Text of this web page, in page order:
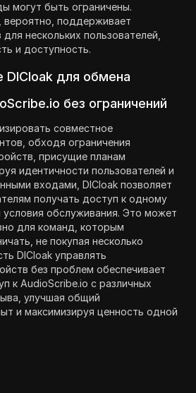
могут быть ограничены.
вероятно, поддерживает
нескольких пользователей,
и доступность.
DICloak для обмена
без ограничений
совместное
обходя ограничения
присущие планам
идентичности пользователей и
входами, DICloak позволяет
получать доступ к одному
условия обслуживания. Это может
для команд, которым
не покупая несколько
DICloak управлять
без проблем обеспечивает
к AudioScribe.io с различных
улучшая общий
и максимизируя ценность одной